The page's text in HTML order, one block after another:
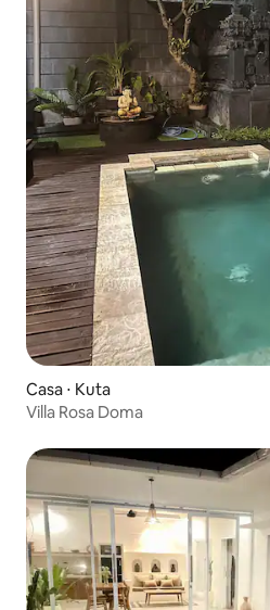
Casa ⋅ Kuta
Villa Rosa Doma